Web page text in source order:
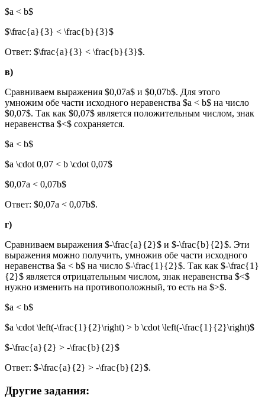
$a < b$
$\frac{a}{3} < \frac{b}{3}$
Ответ: $\frac{a}{3} < \frac{b}{3}$.
в)
Сравниваем выражения $0,07a$ и $0,07b$. Для этого
умножим обе части исходного неравенства $a < b$ на число
$0,07$. Так как $0,07$ является положительным числом, знак
неравенства $<$ сохраняется.
$a < b$
$a \cdot 0,07 < b \cdot 0,07$
$0,07a < 0,07b$
Ответ: $0,07a < 0,07b$.
г)
Сравниваем выражения $-\frac{a}{2}$ и $-\frac{b}{2}$. Эти
выражения можно получить, умножив обе части исходного
неравенства $a < b$ на число $-\frac{1}{2}$. Так как $-\frac{1}
{2}$ является отрицательным числом, знак неравенства $<$
нужно изменить на противоположный, то есть на $>$.
$a < b$
$a \cdot \left(-\frac{1}{2}\right) > b \cdot \left(-\frac{1}{2}\right)$
$-\frac{a}{2} > -\frac{b}{2}$
Ответ: $-\frac{a}{2} > -\frac{b}{2}$.
Другие задания: